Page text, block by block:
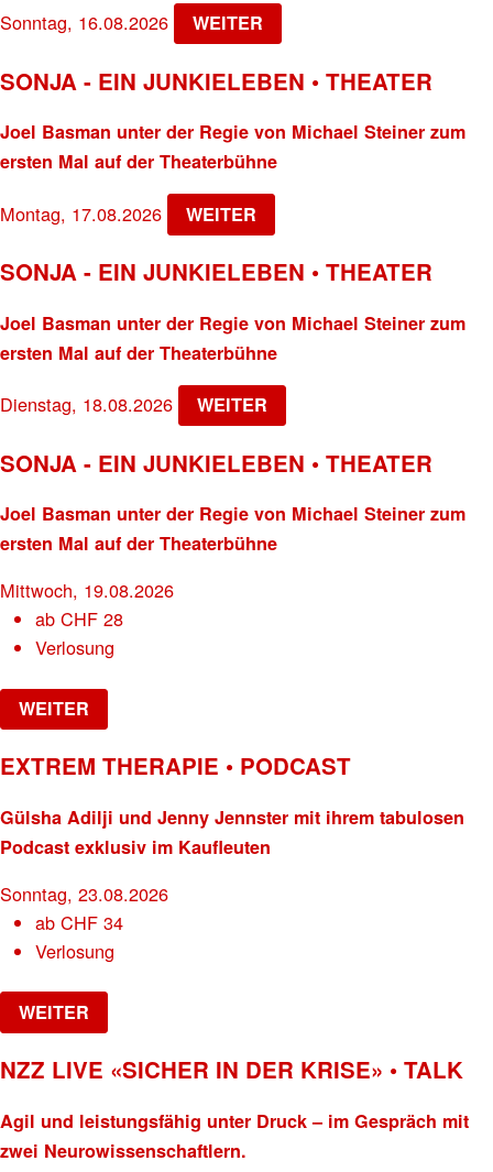
Sonntag, 16.08.2026 WEITER
SONJA - EIN JUNKIELEBEN • THEATER
Joel Basman unter der Regie von Michael Steiner zum
ersten Mal auf der Theaterbühne
Montag, 17.08.2026 WEITER
SONJA - EIN JUNKIELEBEN • THEATER
Joel Basman unter der Regie von Michael Steiner zum
ersten Mal auf der Theaterbühne
Dienstag, 18.08.2026 WEITER
SONJA - EIN JUNKIELEBEN • THEATER
Joel Basman unter der Regie von Michael Steiner zum
ersten Mal auf der Theaterbühne
Mittwoch, 19.08.2026
abCHF 28
Verlosung
WEITER
EXTREM THERAPIE • PODCAST
Gülsha Adilji und Jenny Jennster mit ihrem tabulosen
Podcast exklusiv im Kaufleuten
Sonntag, 23.08.2026
abCHF 34
Verlosung
WEITER
NZZ LIVE «SICHER IN DER KRISE» • TALK
Agil und leistungsfähig unter Druck – im Gespräch mit
zwei Neurowissenschaftlern.